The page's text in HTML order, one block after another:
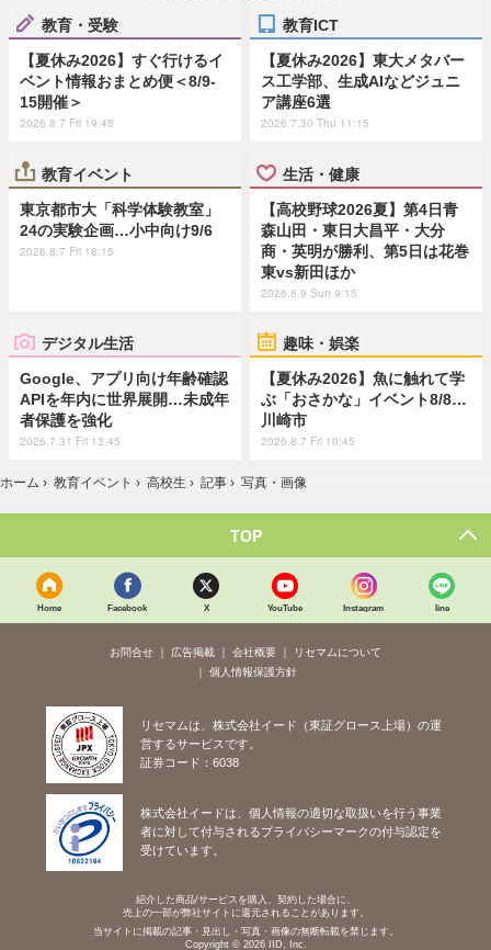
教育・受験
【夏休み2026】すぐ行けるイ
ベント情報おまとめ便＜8/9-
15開催＞
2026.8.7 Fri 19:45
教育ICT
【夏休み2026】東大メタバー
ス工学部、生成AIなどジュニ
ア講座6選
2026.7.30 Thu 11:15
教育イベント
東京都市大「科学体験教室」
24の実験企画…小中向け9/6
2026.8.7 Fri 18:15
生活・健康
【高校野球2026夏】第4日青
森山田・東日大昌平・大分
商・英明が勝利、第5日は花巻
東vs新田ほか
2026.8.9 Sun 9:15
デジタル生活
Google、アプリ向け年齢確認
APIを年内に世界展開…未成年
者保護を強化
2026.7.31 Fri 13:45
趣味・娯楽
【夏休み2026】魚に触れて学
ぶ「おさかな」イベント8/8…
川崎市
2026.8.7 Fri 10:45
ホーム › 教育イベント › 高校生 › 記事 › 写真・画像
TOP
Home Facebook X YouTube Instagram line
お問合せ 広告掲載 会社概要
リセマムについて
個人情報保護方針
リセマムは、株式会社イード（東証グロース上場）の運
営するサービスです。
証券コード：6038
株式会社イードは、個人情報の適切な取扱いを行う事業
者に対して付与されるプライバシーマークの付与認定を
受けています。
紹介した商品/サービスを購入、契約した場合に、
売上の一部が弊社サイトに還元されることがあります。
当サイトに掲載の記事・見出し・写真・画像の無断転載を禁じます。
Copyright © 2026 IID, Inc.